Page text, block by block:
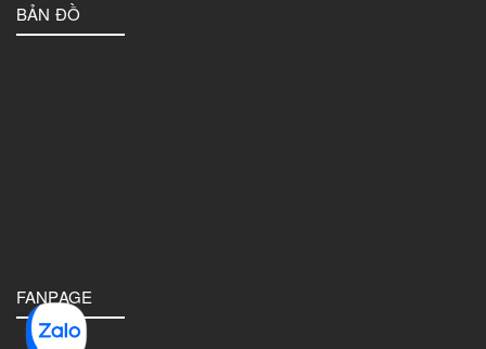
BẢN ĐỒ
FANPAGE